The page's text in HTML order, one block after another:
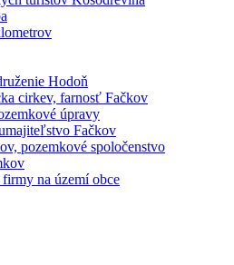
Hodoň
cirkev, farnosť Fačkov
úpravy
Fačkov
pozemkové spoločenstvo
na území obce